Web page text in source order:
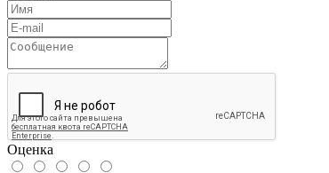
Оценка